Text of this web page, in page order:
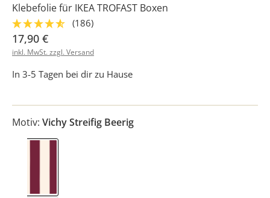
Klebefolie für IKEA TROFAST Boxen
(186)
17,90 €
inkl. MwSt. zzgl. Versand
In 3-5 Tagen bei dir zu Hause
Motiv: Vichy Streifig Beerig